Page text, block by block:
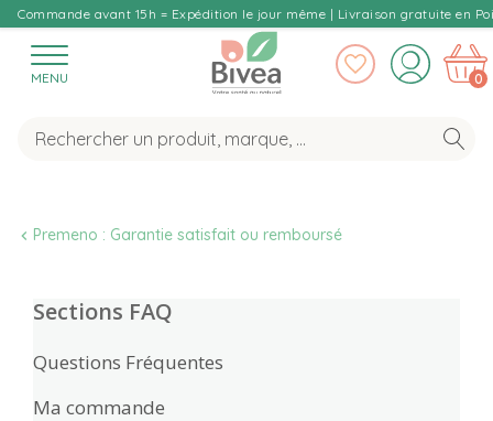
Commande avant 15h = Expédition le jour même | Livraison gratuite en
MENU 0
Premeno : Garantie satisfait ou remboursé
Sections FAQ
Questions Fréquentes
Ma commande